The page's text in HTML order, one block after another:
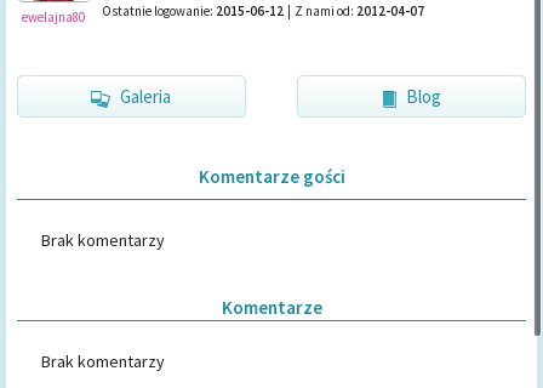
ewelajna80 Ostatnie logowanie: 2015-06-12 | Z nami od: 2012-04-07
Galeria Blog
Komentarze gości
Brak komentarzy
Komentarze
Brak komentarzy